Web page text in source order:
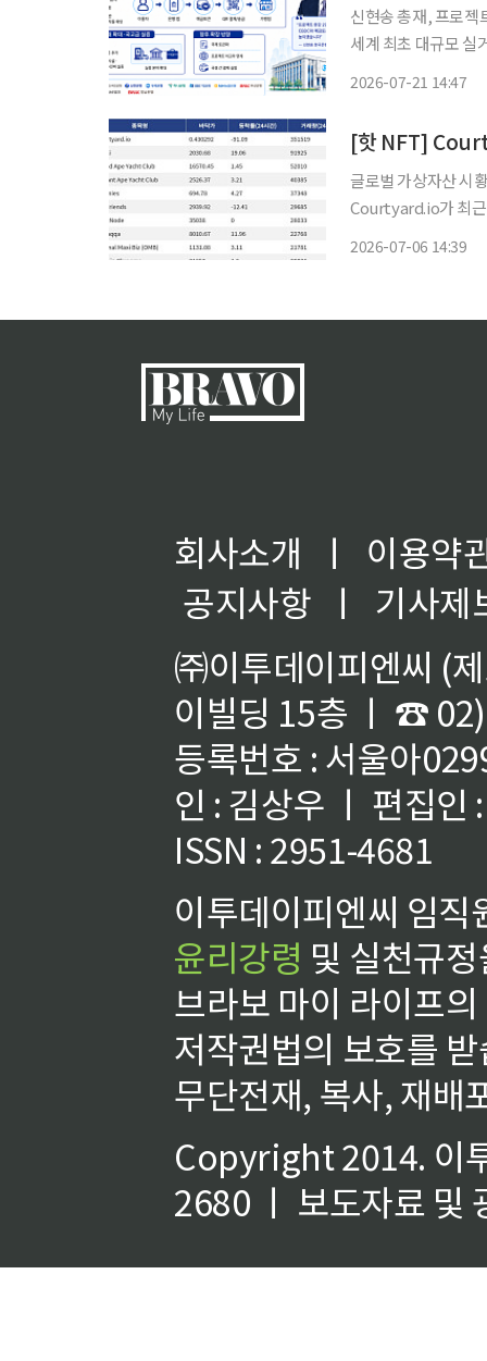
신현송 총재, 프로젝
세계 최초 대규모 실
2026-07-21 14:47
글로벌 가상자산 시
Courtyard.io가 최근
2026-07-06 14:39
회사소개 ㅣ
이용약
공지사항
ㅣ
기사제
㈜이투데이피엔씨 (
이빌딩 15층 ㅣ ☎
등록번호 : 서울아
인 : 김상우 ㅣ 편집인
ISSN : 2951-4681
이투데이피엔씨 임
윤리강령 및 실천규
브라보 마이 라이프
저작권법의 보호를
무단전재, 복사, 재배
Copyright 2014. 이
2680 ㅣ 보도자료